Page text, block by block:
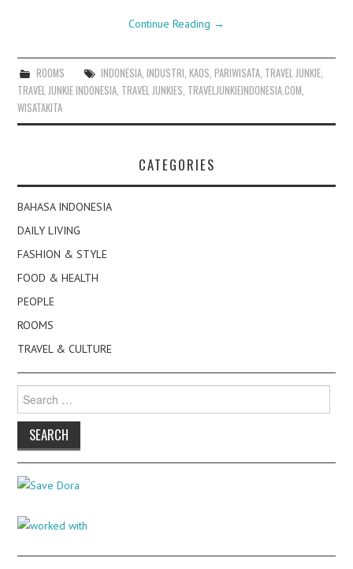
Continue Reading →
ROOMS INDONESIA, INDUSTRI KAOS PARIWISATA, TRAVEL JUNKIE,
TRAVEL JUNKIE INDONESIA TRAVEL JUNKIES TRAVELJUNKIEINDONESIA.COM
WISATAKITA
CATEGORIES
BAHASA INDONESIA
DAILY LIVING
FASHION & STYLE
FOOD & HEALTH
PEOPLE
ROOMS
TRAVEL & CULTURE
for: